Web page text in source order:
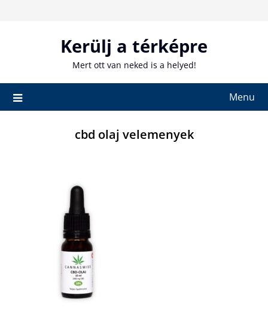
Kerülj a térképre
Mert ott van neked is a helyed!
Menu
cbd olaj velemenyek